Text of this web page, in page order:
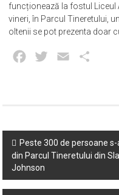
funcționează la fostul Liceul
vineri, în Parcul Tineretului,
oltenii se pot prezenta doar
Facebook
Twitter Email
Post
navigation
Peste 300 de persoane
din Parcul Tineretului din
Johnson